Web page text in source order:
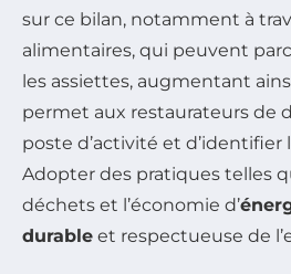
sur ce bilan, notamment à
alimentaires, qui peuvent
les assiettes, augmentant
permet aux restaurateurs de
poste d’activité et
Adopter des pratiques telles
déchets et l’économie d’
durable et respectueuse de